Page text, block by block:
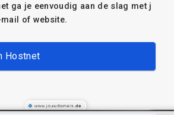
ga je eenvoudig aan de slag met j
of website.
Hostnet